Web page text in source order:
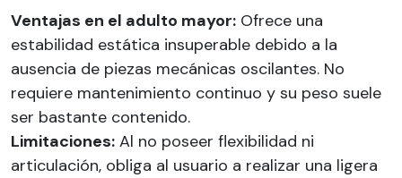
Ventajas en el adulto mayor: Ofrece una
estabilidad estática insuperable debido a la
ausencia de piezas mecánicas oscilantes. No
requiere mantenimiento continuo y su peso suele
ser bastante contenido.
Limitaciones: Al no poseer flexibilidad ni
articulación, obliga al usuario a realizar una ligera